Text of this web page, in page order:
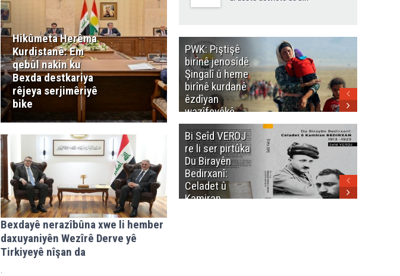
Hikûmeta Herêma
Kurdistanê: Em
qebûl nakin ku
Bexda destkariya
rêjeya serjimêriyê
bike
Bexdayê nerazîbûna xwe li hember
daxuyaniyên Wezîrê Derve yê
Tirkiyeyê nîşan da
.
PWK: Piştişê
birînê jenosîdê
Şingalî û heme
birînê kurdanê
êzdîyan
wazîfeyêkê
neteweyî yê
heme kurdanê
dinya yo
Bi Seîd VEROJ
re li ser pirtûka
Du Birayên
Bedirxanî:
Celadet û
Kamiran